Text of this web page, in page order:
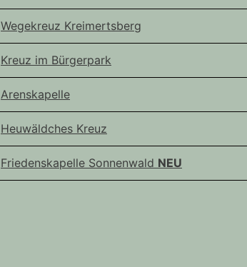
Wegekreuz Kreimertsberg
Kreuz im Bürgerpark
Arenskapelle
Heuwäldches Kreuz
Friedenskapelle Sonnenwald NEU